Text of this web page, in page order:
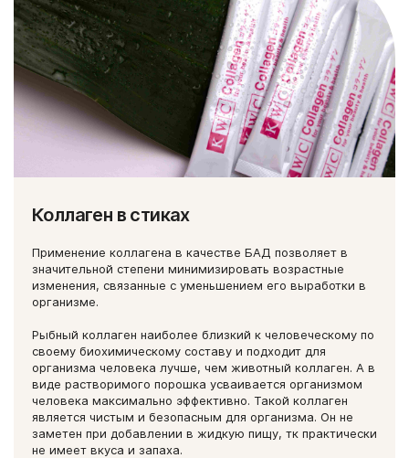
Коллаген в стиках
Применение коллагена в качестве БАД позволяет в
значительной степени минимизировать возрастные
изменения, связанные с уменьшением его выработки в
организме.
Рыбный коллаген наиболее близкий к человеческому по
своему биохимическому составу и подходит для
организма человека лучше, чем животный коллаген. А в
виде растворимого порошка усваивается организмом
человека максимально эффективно. Такой коллаген
является чистым и безопасным для организма. Он не
заметен при добавлении в жидкую пищу, тк практически
не имеет вкуса и запаха.